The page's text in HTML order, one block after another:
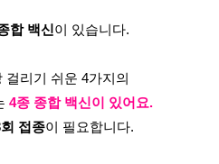
합 백신이 있습니다.
걸리기 쉬운 4가지의
4종 종합 백신이 있어요.
접종이 필요합니다.